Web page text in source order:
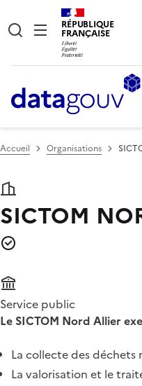
RÉPUBLIQUE
FRANÇAISE
Accueil Organisations
SICTOM
Service public
Le SICTOM Nord Allier
La collecte des déchets
La valorisation et le